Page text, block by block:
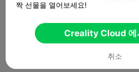
짝 선물을 열어보세요!
Creality Cloud 에
취소